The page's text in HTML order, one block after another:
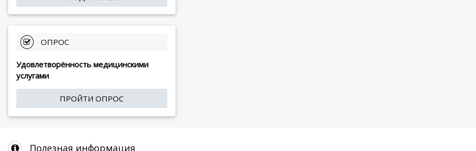
ОПРОС
Удовлетворённость медицинскими
услугами
ПРОЙТИ ОПРОС
Полезная информация